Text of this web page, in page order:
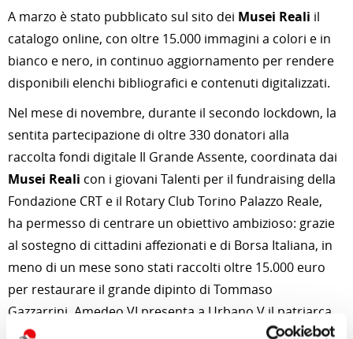
A marzo è stato pubblicato sul sito dei Musei Reali il
catalogo online, con oltre 15.000 immagini a colori e in
bianco e nero, in continuo aggiornamento per rendere
disponibili elenchi bibliografici e contenuti digitalizzati.
Nel mese di novembre, durante il secondo lockdown, la
sentita partecipazione di oltre 330 donatori alla
raccolta fondi digitale Il Grande Assente, coordinata dai
Musei Reali con i giovani Talenti per il fundraising della
Fondazione CRT e il Rotary Club Torino Palazzo Reale,
ha permesso di centrare un obiettivo ambizioso: grazie
al sostegno di cittadini affezionati e di Borsa Italiana, in
meno di un mese sono stati raccolti oltre 15.000 euro
per restaurare il grande dipinto di Tommaso
Gazzarrini, Amedeo VI presenta a Urbano V il patriarca
di Costantinopoli (1848) e completare così la serie di